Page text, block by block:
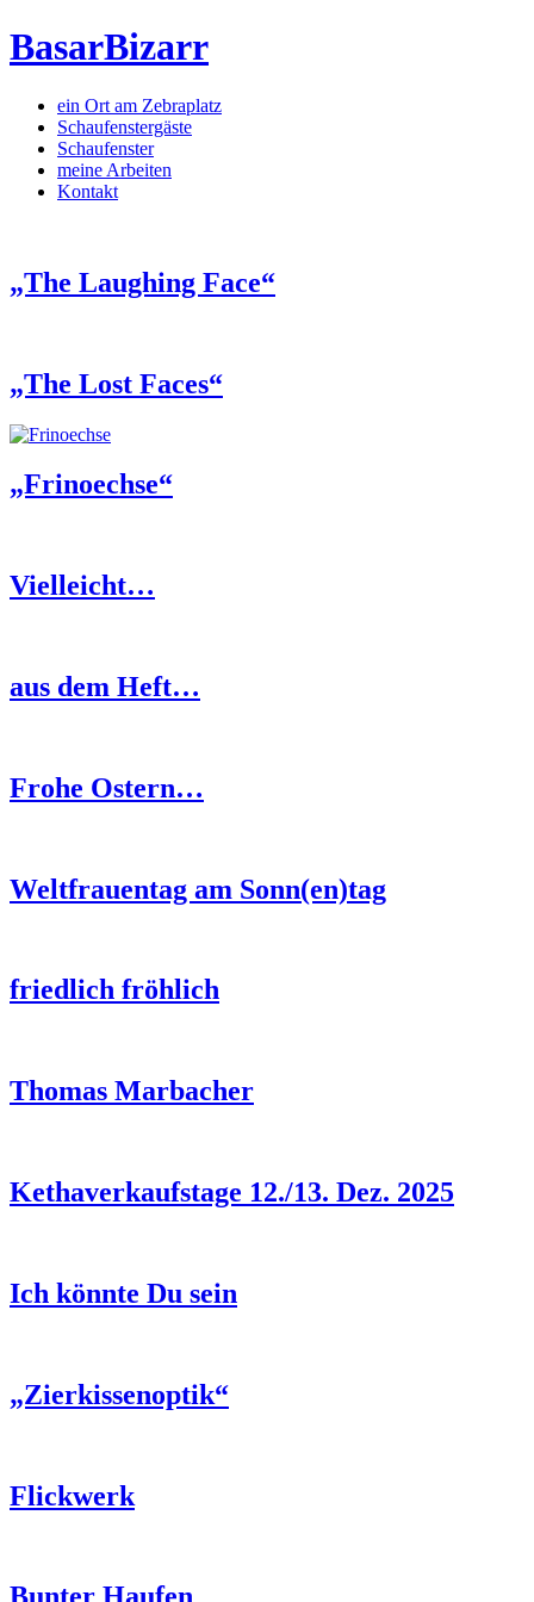
BasarBizarr
ein Ort am Zebraplatz
Schaufenster­gäste
Schaufenster
meine Arbeiten
Kontakt
„The Laughing Face“
„The Lost Faces“
„Frinoechse“
Vielleicht…
aus dem Heft…
Frohe Ostern…
Weltfrauentag am Sonn(en)tag
friedlich fröhlich
Thomas Marbacher
Kethaverkaufstage 12./13. Dez. 2025
Ich könnte Du sein
„Zierkissenoptik“
Flickwerk